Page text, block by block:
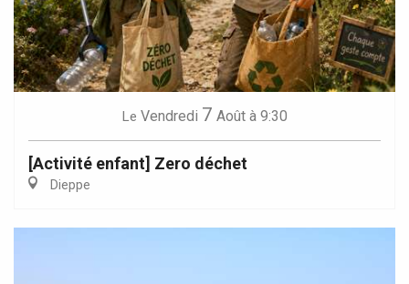
Le Vendredi 7 Août à 9:30
[Activité enfant] Zero déchet
Dieppe